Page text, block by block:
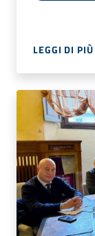
LEGGI DI PIÙ